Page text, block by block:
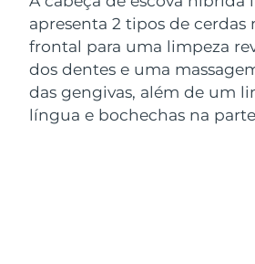
apresenta 2 tipos de cerdas
frontal para uma limpeza
dos dentes e uma
das gengivas, além de um
língua e bochechas na
Luxemburgo
Macau, RAE da
China
Malásia